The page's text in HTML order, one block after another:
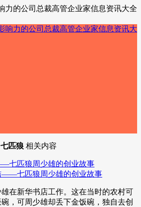
的公司总裁高管企业家信息资讯大全
七匹狼 相关内容
七匹狼周少雄的创业故事
在新华书店工作。这在当时的农村可
，可周少雄却丢下金饭碗，独自去创